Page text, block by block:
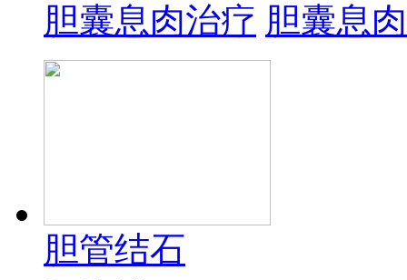
胆囊息肉治疗 胆囊息
胆管结石